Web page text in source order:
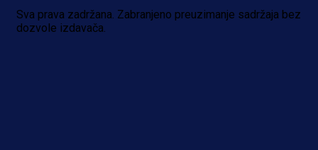
Sva prava zadržana. Zabranjeno preuzimanje sadržaja bez
dozvole izdavača.